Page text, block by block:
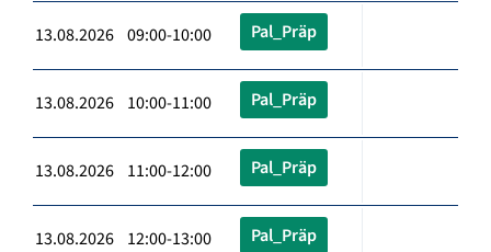
13.08.2026 09:00-10:00 Pal_Präp
13.08.2026 10:00-11:00 Pal_Präp
13.08.2026 11:00-12:00 Pal_Präp
13.08.2026 12:00-13:00 Pal_Präp